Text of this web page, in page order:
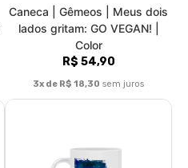
são amigos, não comida! |
Color
R$ 54,90
3x de R$ 18,30sem juros